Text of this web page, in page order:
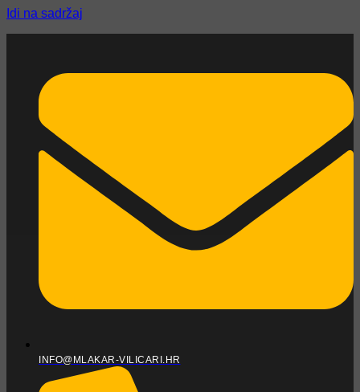
Idi na sadržaj
INFO@MLAKAR-VILICARI.HR